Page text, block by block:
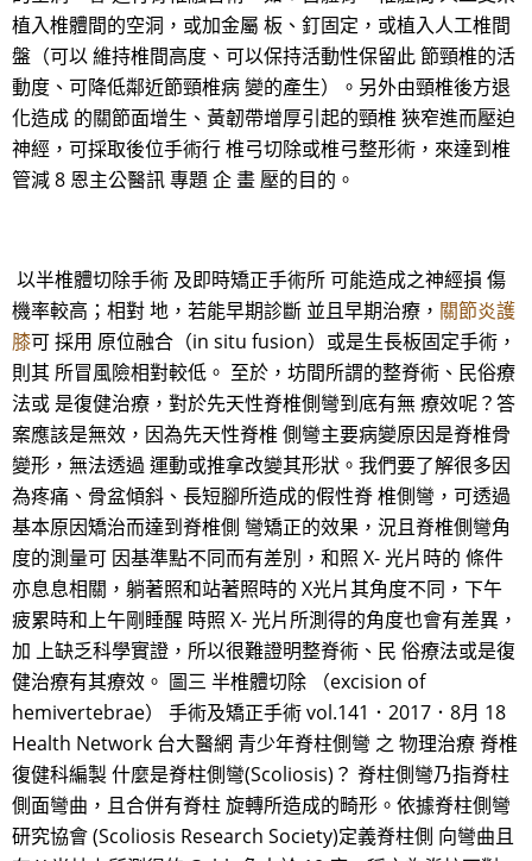
植入椎體間的空洞，或加金屬 板、釘固定，或植入人工椎間
盤（可以 維持椎間高度、可以保持活動性保留此 節頸椎的活
動度、可降低鄰近節頸椎病 變的產生）。另外由頸椎後方退
化造成 的關節面增生、黃韌帶增厚引起的頸椎 狹窄進而壓迫
神經，可採取後位手術行 椎弓切除或椎弓整形術，來達到椎
管減 8 恩主公醫訊 專題 企 畫 壓的目的。
以半椎體切除手術 及即時矯正手術所 可能造成之神經損 傷
機率較高；相對 地，若能早期診斷 並且早期治療， 關節炎護
膝可 採用 原位融合（in situ fusion）或是生長板固定手術，
則其 所冒風險相對較低。 至於，坊間所謂的整脊術、民俗療
法或 是復健治療，對於先天性脊椎側彎到底有無 療效呢？答
案應該是無效，因為先天性脊椎 側彎主要病變原因是脊椎骨
變形，無法透過 運動或推拿改變其形狀。我們要了解很多因
為疼痛、骨盆傾斜、長短腳所造成的假性脊 椎側彎，可透過
基本原因矯治而達到脊椎側 彎矯正的效果，況且脊椎側彎角
度的測量可 因基準點不同而有差別，和照 X- 光片時的 條件
亦息息相關，躺著照和站著照時的 X光片其角度不同，下午
疲累時和上午剛睡醒 時照 X- 光片所測得的角度也會有差異，
加 上缺乏科學實證，所以很難證明整脊術、民 俗療法或是復
健治療有其療效。 圖三 半椎體切除 （excision of
hemivertebrae） 手術及矯正手術 vol.141．2017．8月 18
Health Network 台大醫網 青少年脊柱側彎 之 物理治療 脊椎
復健科編製 什麼是脊柱側彎(Scoliosis)？ 脊柱側彎乃指脊柱
側面彎曲，且合併有脊柱 旋轉所造成的畸形。依據脊柱側彎
研究協會 (Scoliosis Research Society)定義脊柱側 向彎曲且